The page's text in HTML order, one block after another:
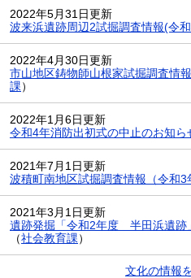
2022年5月31日更新
波来浜遺跡周辺2試掘調査情報(令
2022年4月30日更新
市山地区鋳物師山根家試掘調査情
課）
2022年1月6日更新
令和4年消防出初式の中止のお知ら
2021年7月1日更新
波積町南地区試掘調査情報（令和3
2021年3月1日更新
遺跡発掘「令和2年度 半田浜遺跡
（社会教育課）
文化の情報